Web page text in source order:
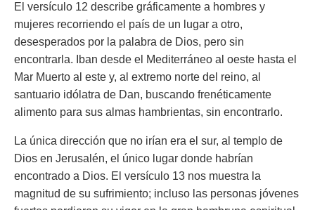
El versículo 12 describe gráficamente a hombres y
mujeres recorriendo el país de un lugar a otro,
desesperados por la palabra de Dios, pero sin
encontrarla. Iban desde el Mediterráneo al oeste hasta el
Mar Muerto al este y, al extremo norte del reino, al
santuario idólatra de Dan, buscando frenéticamente
alimento para sus almas hambrientas, sin encontrarlo.
La única dirección que no irían era el sur, al templo de
Dios en Jerusalén, el único lugar donde habrían
encontrado a Dios. El versículo 13 nos muestra la
magnitud de su sufrimiento; incluso las personas jóvenes